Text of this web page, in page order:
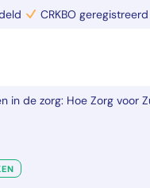
CRKBO geregistreerd
in de zorg: Hoe Zorg voor